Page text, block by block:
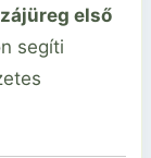
első
segíti